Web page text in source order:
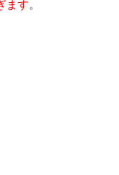
ます。